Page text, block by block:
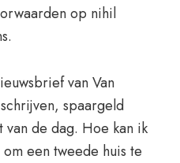
op nihil
van Van
spaargeld
de dag. Hoe kan ik
een tweede huis te